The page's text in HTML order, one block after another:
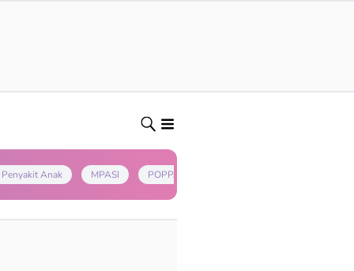
Penyakit Anak MPASI POPPAPA